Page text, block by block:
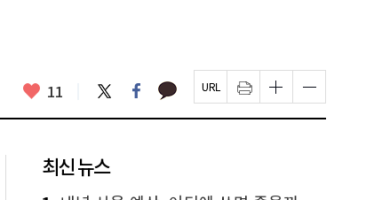
좋
요
11 트
위
터
페
이
스
카
카 페
이
지
인
쇄
하
글
자
크
글
자
크
최신 뉴스